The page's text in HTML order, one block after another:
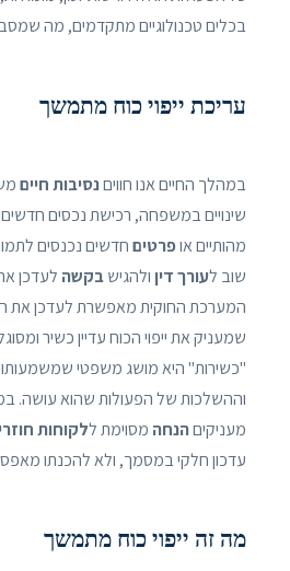
בכלים טכנולוגיים מתקדמים, מה
עריכת ייפוי כוח מתמשך
במהלך החיים אנו חוויםנסיבות חיים
שינויים במשפחה, רכישת נכסים
מהותיים אופרטיםחדשים נכנסים
שוב לעורך דין ולהגישבקשה לעדכן
המערכת החוקית מאפשרת לעדכן את
שמעניק את ייפוי הכוח עדיין כשיר
"כשירות" היא מושג משפטי
וההשלכות של הפעולות שהוא עושה.
מעניקיםהנחה מסוימת ללקוחות
עדכון חלקי במסמך, ולא להכנתו
מה זה ייפוי כוח מתמשך